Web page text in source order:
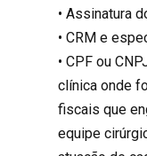
• Assinatura
• CRM e
• CPF ou
clínica onde
fiscais que
equipe